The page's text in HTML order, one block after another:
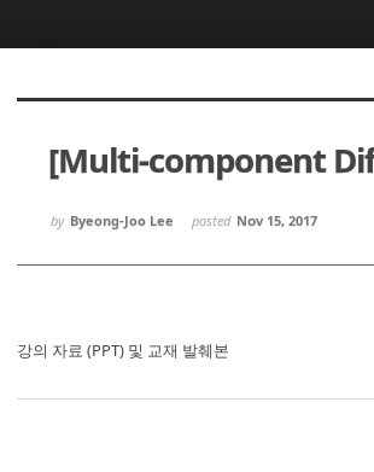
[Multi-component
by Byeong-Joo Lee posted Nov 15, 2017
강의 자료 (PPT) 및 교재 발췌본
5
5
5
5